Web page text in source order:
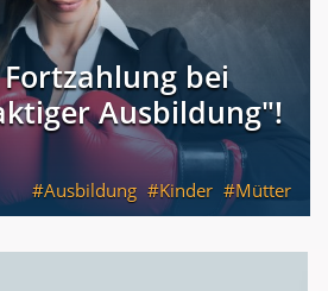
bei
Ausbildung"!
Ausbildung
Kinder Mütter